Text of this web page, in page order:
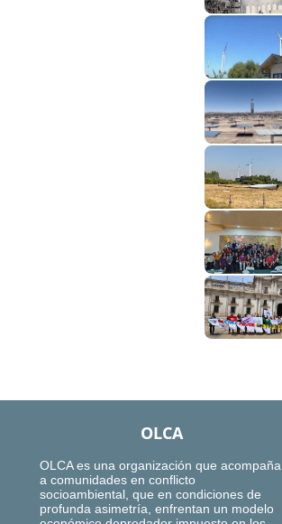
OLCA
OLCA es una organización que acompaña
a comunidades en conflicto
socioambiental, que en condiciones de
profunda asimetría, enfrentan un modelo